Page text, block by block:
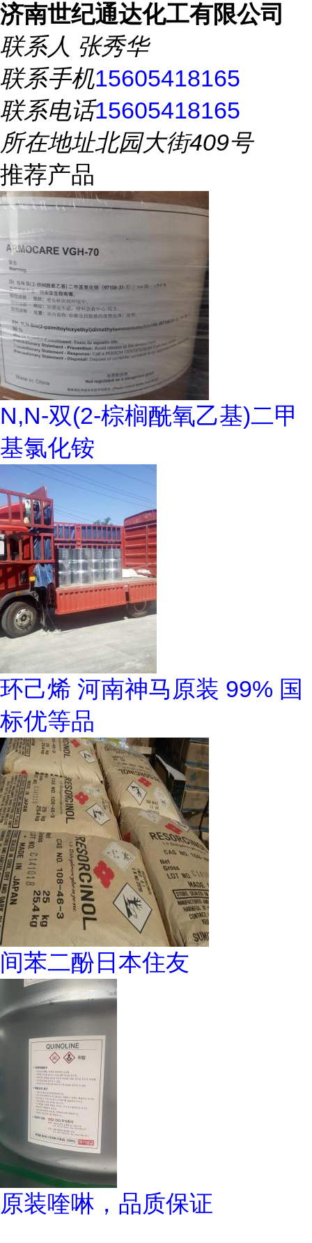
济南世纪通达化工有限公司
联系人 张秀华
联系手机15605418165
联系电话15605418165
所在地址北园大街409号
推荐产品
N,N-双(2-棕榈酰氧乙基)二甲
基氯化铵
环己烯 河南神马原装 99% 国
标优等品
间苯二酚日本住友
原装喹啉，品质保证